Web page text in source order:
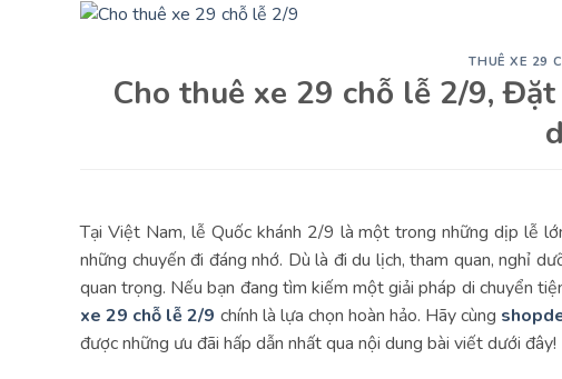
THUÊ XE 29
Cho thuê xe 29 chỗ lễ 2/9,
Tại Việt Nam, lễ Quốc khánh 2/9 là một trong những dịp lễ
những chuyến đi đáng nhớ. Dù là đi du lịch, tham quan, nghỉ
quan trọng. Nếu bạn đang tìm kiếm một giải pháp di chuyển
xe 29 chỗ lễ 2/9 chính là lựa chọn hoàn hảo. Hãy cùng
được những ưu đãi hấp dẫn nhất qua nội dung bài viết dưới đây!